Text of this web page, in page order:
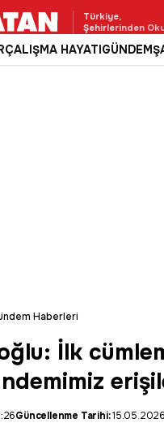
Türkiye,
Şehirlerinden
ÇALIŞMA HAYATIGÜNDEM
Haberleri
İlk
Güncellenme Tarihi: